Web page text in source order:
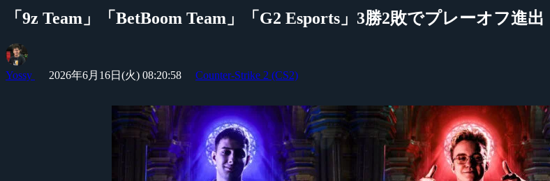
「9z Team」「BetBoom Team」「G2 Esports」3勝2敗でプレーオフ進
Yossy 2026年6月16日(火) 08:20:58 Counter-Strike 2 (CS2)